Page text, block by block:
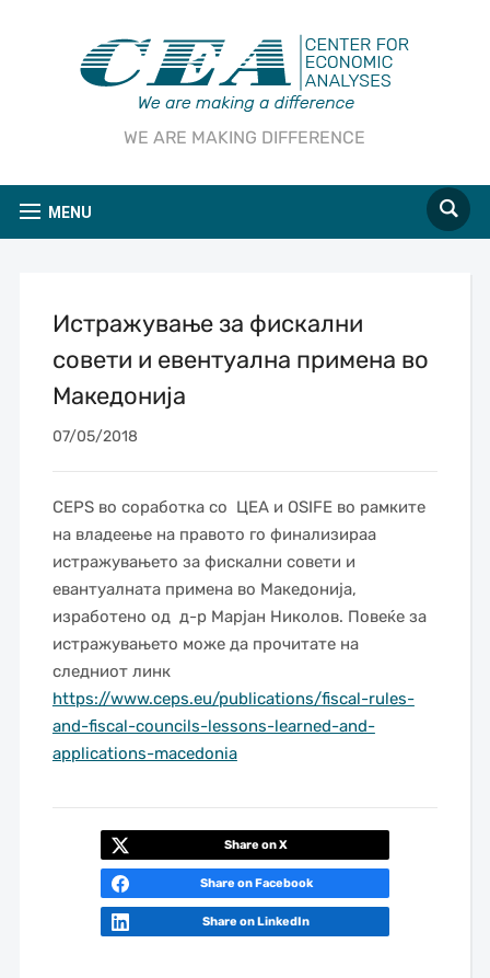
WE ARE MAKING DIFFERENCE
MENU
Истражување за фискални
совети и евентуална примена во
Македонија
07/05/2018
CEPS во соработка со ЦЕА и OSIFE во рамките
на владеење на правото го финализираа
истражувањето за фискални совети и
евантуалната примена во Македонија,
изработено од д-р Марјан Николов. Повеќе за
истражувањето може да прочитате на
следниот линк
https://www.ceps.eu/publications/fiscal-rules-
and-fiscal-councils-lessons-learned-and-
applications-macedonia
Share on X
Share on Facebook
Share on LinkedIn